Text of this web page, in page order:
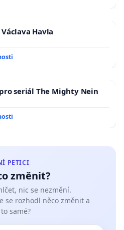
Havla
seriál The Mighty Nein
PETICI
změnit?
nic se nezmění.
se rozhodl něco změnit a
samé?